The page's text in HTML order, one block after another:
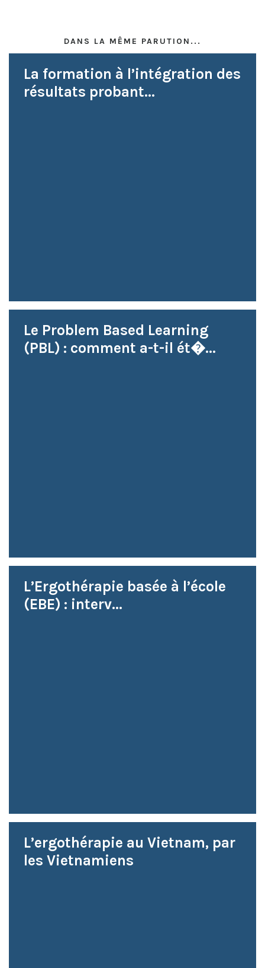
DANS LA MÊME PARUTION...
La formation à l’intégration des
résultats probant...
Le Problem Based Learning
(PBL) : comment a-t-il ét�...
L’Ergothérapie basée à l’école
(EBE) : interv...
L’ergothérapie au Vietnam, par
les Vietnamiens